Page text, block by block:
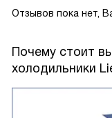
Отзывов пока нет,
Почему стоит
холодильники